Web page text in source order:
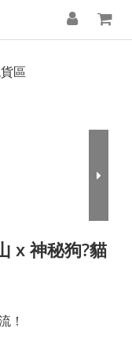
區
x 神秘狗?貓
！